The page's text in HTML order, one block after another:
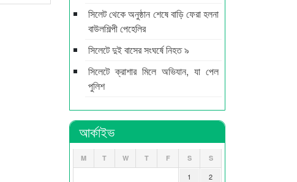
সিলেট থেকে অনুষ্ঠান শেষে বাড়ি ফেরা হলনা
বাউলশিল্পী পেহেলির
সিলেটে দুই বাসের সংঘর্ষে নিহত ৯
সিলেটে ক্রাশার মিলে অভিযান, যা পেল
পুলিশ
আর্কাইভ
M T W T F S S
1
2